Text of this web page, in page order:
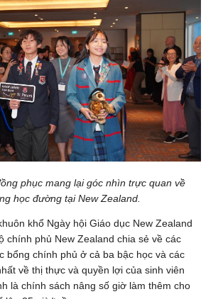
phục mang lại góc nhìn trực quan về
học đường tại New Zealand.
khổ Ngày hội Giáo dục New Zealand
chính phủ New Zealand chia sẻ về các
bổng chính phủ ở cả ba bậc học và các
về thị thực và quyền lợi của sinh viên
là chính sách nâng số giờ làm thêm cho